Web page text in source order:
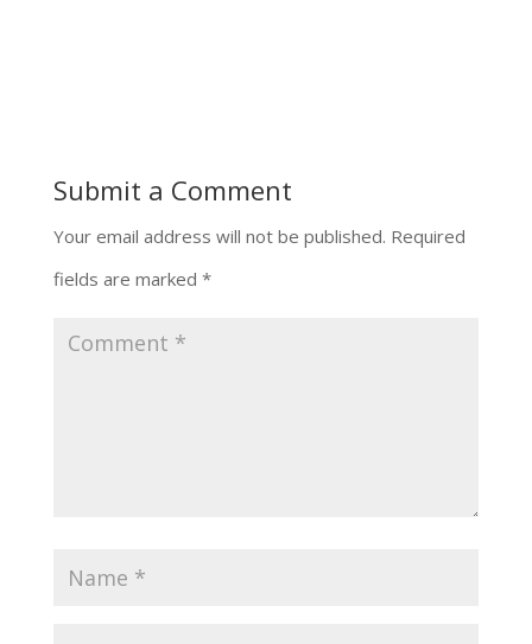
Submit a Comment
Your email address will not be published. Required
fields are marked *